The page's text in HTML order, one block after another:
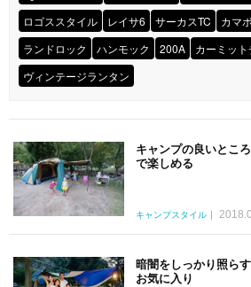
ロゴススタイル
レイサ6 サーカスTC
カマ
ランドロック
ハンモック 200A
カーミッ
ヴィンテージランタン
キャンプの良いとこ
で楽しめる
キャンプスタイル
暗闇をしっかり照ら
お気に入り